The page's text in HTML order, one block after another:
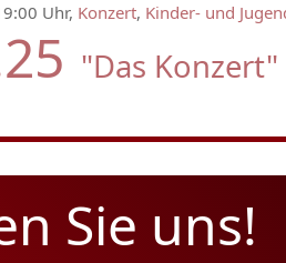
Uhr, Konzert, Kinder- und
"Das
Sie uns!